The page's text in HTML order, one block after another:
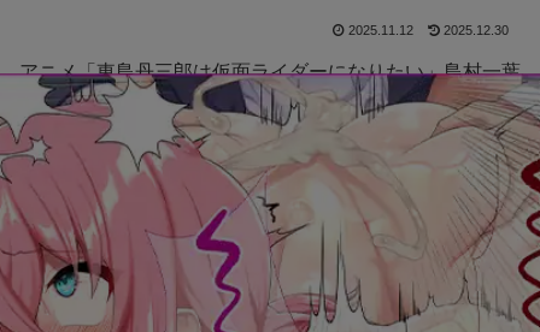
2025.11.12 2025.12.30
アニメ「東島丹三郎は仮面ライダーになりたい」島村一葉
(しまむらいちよう)の名言・台詞をまとめていきます。